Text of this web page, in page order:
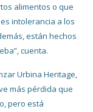
alimentos o que
intolerancia a los
están hechos
cuenta.
Urbina Heritage,
más pérdida que
pero está